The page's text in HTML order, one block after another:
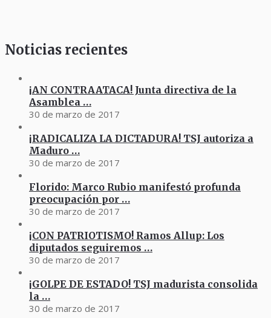
Noticias recientes
¡AN CONTRAATACA! Junta directiva de la
Asamblea …
30 de marzo de 2017
¡RADICALIZA LA DICTADURA! TSJ autoriza a
Maduro …
30 de marzo de 2017
Florido: Marco Rubio manifestó profunda
preocupación por …
30 de marzo de 2017
¡CON PATRIOTISMO! Ramos Allup: Los
diputados seguiremos …
30 de marzo de 2017
¡GOLPE DE ESTADO! TSJ madurista consolida
la …
30 de marzo de 2017